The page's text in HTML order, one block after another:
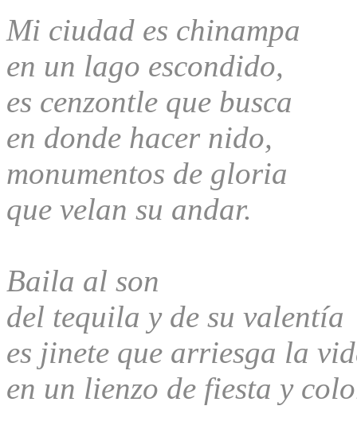
Mi ciudad es chinampa
en un lago escondido,
es cenzontle que busca
en donde hacer nido,
monumentos de gloria
que velan su andar.
Baila al son
del tequila y de su valentía
es jinete que arriesga la
en un lienzo de fiesta y